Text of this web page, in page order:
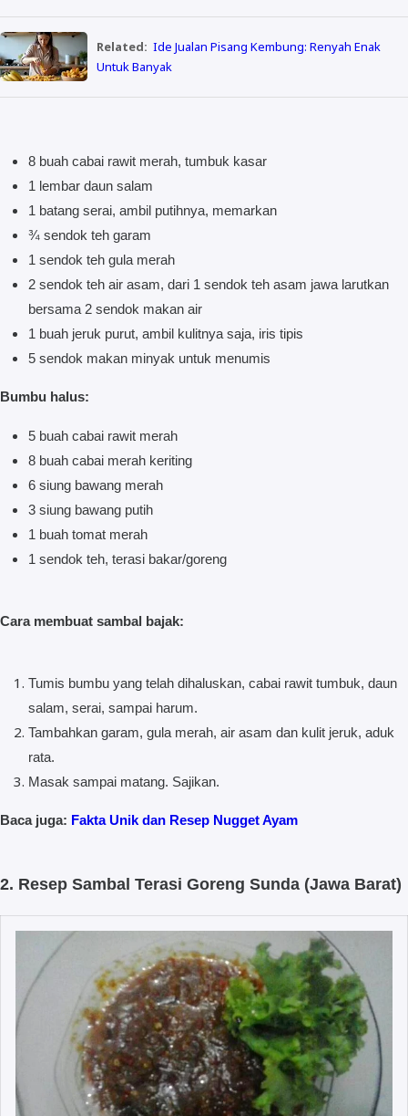
Related: Ide Jualan Pisang Kembung: Renyah Enak
Untuk Banyak
8 buah cabai rawit merah, tumbuk kasar
1 lembar daun salam
1 batang serai, ambil putihnya, memarkan
¾ sendok teh garam
1 sendok teh gula merah
2 sendok teh air asam, dari 1 sendok teh asam jawa larutkan
bersama 2 sendok makan air
1 buah jeruk purut, ambil kulitnya saja, iris tipis
5 sendok makan minyak untuk menumis
Bumbu halus:
5 buah cabai rawit merah
8 buah cabai merah keriting
6 siung bawang merah
3 siung bawang putih
1 buah tomat merah
1 sendok teh, terasi bakar/goreng
Cara membuat sambal bajak:
Tumis bumbu yang telah dihaluskan, cabai rawit tumbuk, daun
salam, serai, sampai harum.
Tambahkan garam, gula merah, air asam dan kulit jeruk, aduk
rata.
Masak sampai matang. Sajikan.
Baca juga: Fakta Unik dan Resep Nugget Ayam
2. Resep Sambal Terasi Goreng Sunda (Jawa Barat)